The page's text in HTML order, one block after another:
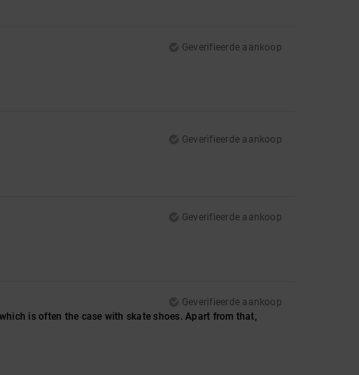
Geverifieerde aankoop
Geverifieerde aankoop
Geverifieerde aankoop
Geverifieerde aankoop
is often the case with skate shoes. Apart from that,